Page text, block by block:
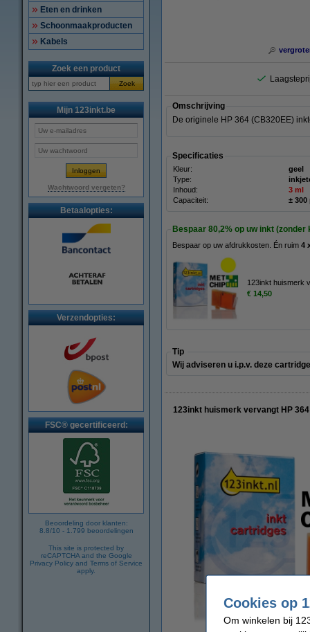
Eten en drinken
Schoonmaakproducten
Kabels
Zoek een product
Zoek
Mijn 123inkt.be
Wachtwoord vergeten?
Betaalopties:
Verzendopties:
FSC® gecertificeerd:
Beoordeling door klanten:
8.8/10 - 1.799 beoordelingen
This site is protected by
reCAPTCHA and the Google
Privacy Policy and Terms of Service
apply.
Omschrijving
De originele HP 364 (CB320EE)
Specificaties
Kleur: geel
Type:
Inhoud:
3 ml
Capaciteit:
±
Bespaar 80,2% op uw inkt
Bespaar op uw afdrukkosten. Én ruim 4
123inkt huismerk
€ 14,50
Tip
Wij adviseren u i.p.v. deze
123inkt huismerk vervangt HP
Cookies op
Om winkelen bij